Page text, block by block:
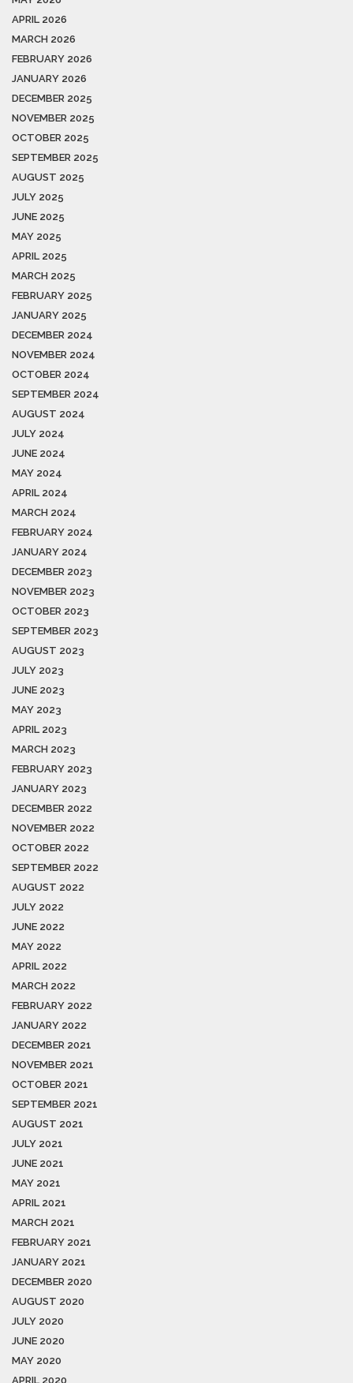
APRIL 2026
MARCH 2026
FEBRUARY 2026
JANUARY 2026
DECEMBER 2025
NOVEMBER 2025
OCTOBER 2025
SEPTEMBER 2025
AUGUST 2025
JULY 2025
JUNE 2025
MAY 2025
APRIL 2025
MARCH 2025
FEBRUARY 2025
JANUARY 2025
DECEMBER 2024
NOVEMBER 2024
OCTOBER 2024
SEPTEMBER 2024
AUGUST 2024
JULY 2024
JUNE 2024
MAY 2024
APRIL 2024
MARCH 2024
FEBRUARY 2024
JANUARY 2024
DECEMBER 2023
NOVEMBER 2023
OCTOBER 2023
SEPTEMBER 2023
AUGUST 2023
JULY 2023
JUNE 2023
MAY 2023
APRIL 2023
MARCH 2023
FEBRUARY 2023
JANUARY 2023
DECEMBER 2022
NOVEMBER 2022
OCTOBER 2022
SEPTEMBER 2022
AUGUST 2022
JULY 2022
JUNE 2022
MAY 2022
APRIL 2022
MARCH 2022
FEBRUARY 2022
JANUARY 2022
DECEMBER 2021
NOVEMBER 2021
OCTOBER 2021
SEPTEMBER 2021
AUGUST 2021
JULY 2021
JUNE 2021
MAY 2021
APRIL 2021
MARCH 2021
FEBRUARY 2021
JANUARY 2021
DECEMBER 2020
AUGUST 2020
JULY 2020
JUNE 2020
MAY 2020
APRIL 2020